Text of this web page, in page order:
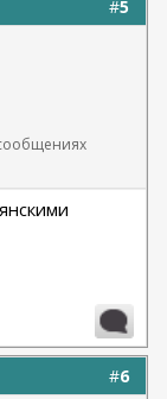
#5
#6